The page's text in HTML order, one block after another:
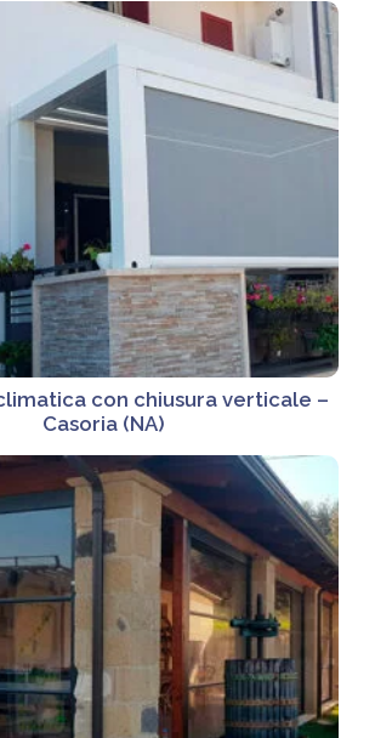
con chiusura verticale –
Casoria (NA)